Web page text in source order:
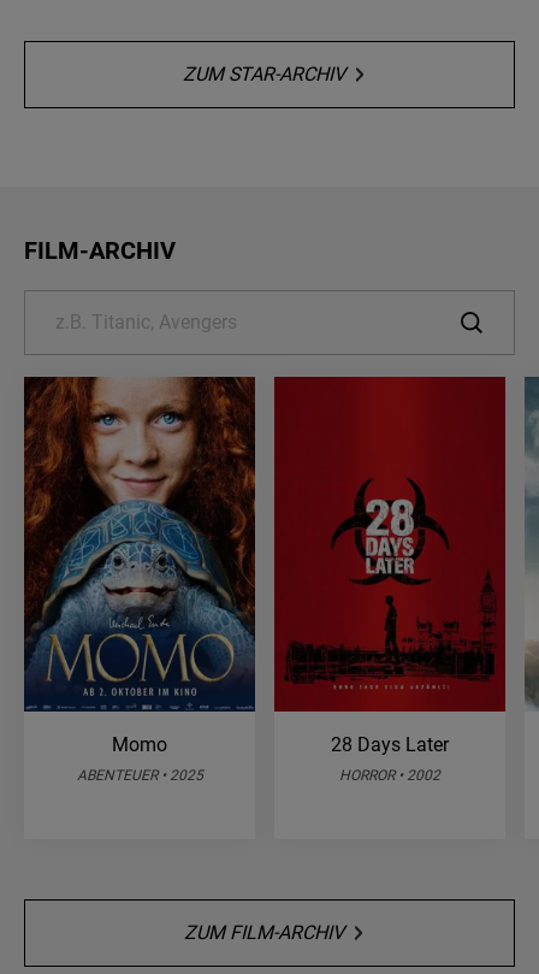
ZUM STAR-ARCHIV
FILM-ARCHIV
Momo
ABENTEUER • 2025
28 Days Later
HORROR • 2002
ZUM FILM-ARCHIV